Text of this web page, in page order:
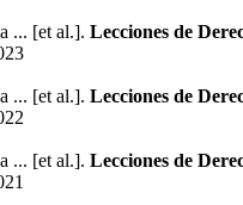
... [et al.]. Lecciones de
... [et al.]. Lecciones de
... [et al.]. Lecciones de